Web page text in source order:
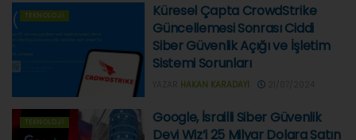
TEKNOLOJI
Küresel Çapta CrowdStrike
Güncellemesi Sonrası Ciddi
Siber Güvenlik Açığı ve İşletim
Sistemi Sorunları
HAKAN KARADAYI
TEKNOLOJI
Google, İsrailli Siber Güvenlik
Devi Wiz’i 25 Milyar Dolara Satın